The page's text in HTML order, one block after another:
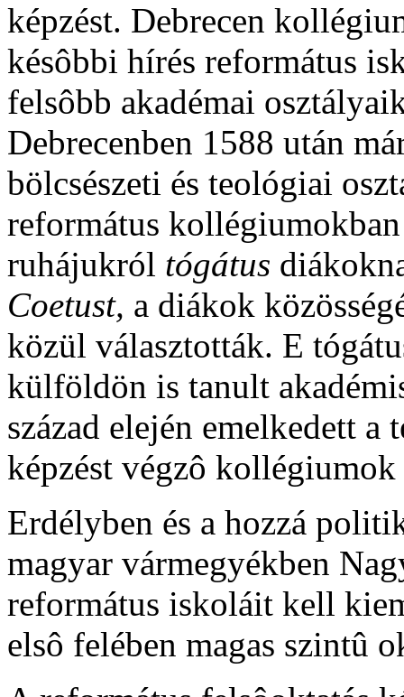
képzést. Debrecen
késôbbi hírés református
felsôbb akadémai
Debrecenben 1588 után
bölcsészeti és teológiai
református
ruhájukról tógátus
Coetust, a diákok
közül választották. E
külföldön is tanult
század elején emelkedett a
képzést végzô kollégiumok
Erdélyben és a hozzá
magyar vármegyékben
református iskoláit kell
elsô felében magas szintû